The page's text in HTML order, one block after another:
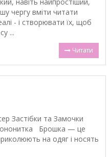
чергу вміти читати
- і створювати їх, щоб
...
Читати
Застібки та Замочки
Брошка — це
на одяг і носять